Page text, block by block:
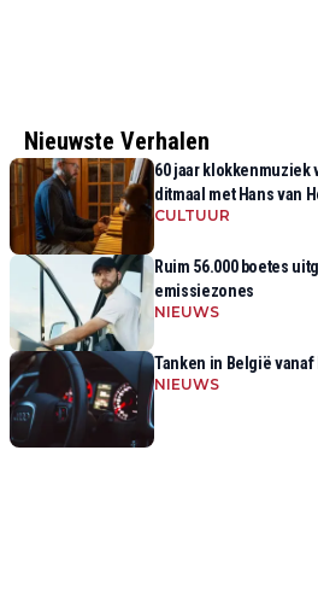
Nieuwste Verhalen
60 jaar klokkenmuziek
ditmaal met Hans van
CULTUUR
Ruim 56.000 boetes
emissiezones
NIEUWS
Tanken in België
NIEUWS